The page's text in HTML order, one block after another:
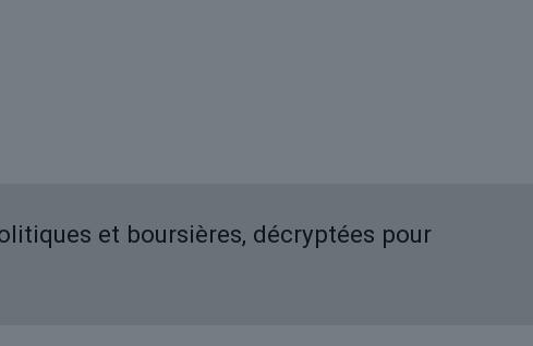
et boursières, décryptées pour